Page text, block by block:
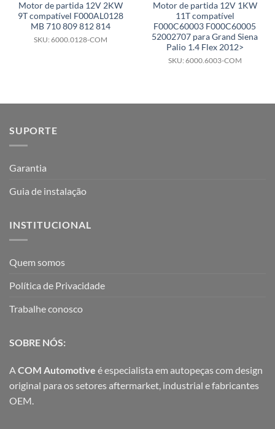
Motor de partida 12V 2KW
9T compatível F000AL0128
MB 710 809 812 814
SKU: 6000.0128-COM
Motor de partida 12V 1KW
11T compatível
F000C60003 F000C60005
52002707 para Grand Siena
Palio 1.4 Flex 2012>
SKU: 6000.6003-COM
SUPORTE
Garantia
Guia de instalação
INSTITUCIONAL
Quem somos
Política de Privacidade
Trabalhe conosco
SOBRE NÓS:
ACOM Automotive é especialista em autopeças com design
original para os setores aftermarket, industrial e fabricantes
OEM.